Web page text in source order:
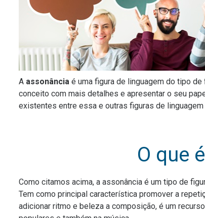
A assonância é uma figura de linguagem do tipo
conceito com mais detalhes e apresentar o seu
existentes entre essa e outras figuras de
O que
Como citamos acima, a assonância é um tipo de
Tem como principal característica promover a
adicionar ritmo e beleza a composição, é um